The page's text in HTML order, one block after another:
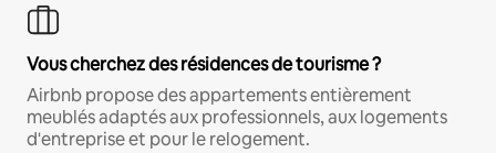
Vous cherchez des résidences de tourisme ?
Airbnb propose des appartements entièrement
meublés adaptés aux professionnels, aux logements
d'entreprise et pour le relogement.